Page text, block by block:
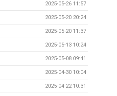
2025-05-26 11:57
2025-05-20 20:24
2025-05-20 11:37
2025-05-13 10:24
2025-05-08 09:41
2025-04-30 10:04
2025-04-22 10:31